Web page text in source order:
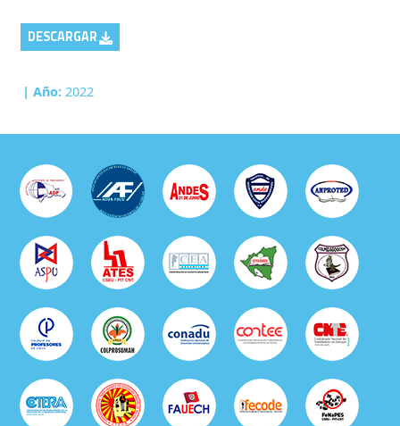
DESCARGAR
| Año: 2022